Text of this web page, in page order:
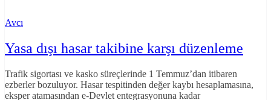
Avcı
Yasa dışı hasar takibine karşı düzenleme
Trafik sigortası ve kasko süreçlerinde 1 Temmuz’dan itibaren
ezberler bozuluyor. Hasar tespitinden değer kaybı hesaplamasına,
eksper atamasından e-Devlet entegrasyonuna kadar